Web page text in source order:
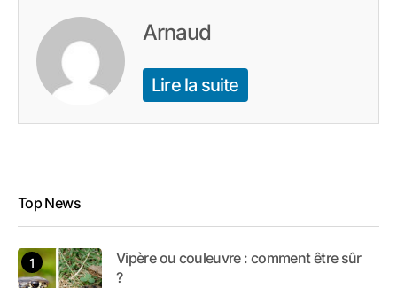
Arnaud
Lire la suite
Top News
Vipère ou couleuvre : comment être sûr
?